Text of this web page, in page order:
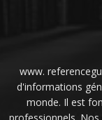
www.
d'informations
monde. Il est